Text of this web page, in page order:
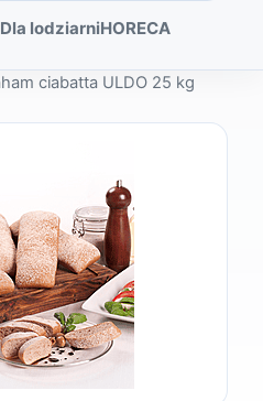
Dla lodziarniHORECA
ciabatta ULDO 25 kg